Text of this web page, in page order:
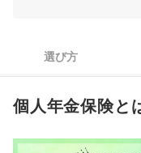
3 積み立て金が減る
選び方
個人年金保険と